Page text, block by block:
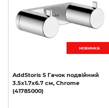
новинкa
AddStoris S Гачок подвійний
3.5х1.7x6.7 см, Chrome
(41785000)